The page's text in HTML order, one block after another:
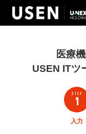
医療
USEN ITツ
入力